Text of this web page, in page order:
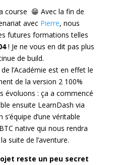
course 😁 Avec la fin de
avec Pierre, nous
futures formations telles
! Je ne vous en dit pas plus
de build.
l’Académie est en effet le
de la version 2 100%
évoluons : ça a commencé
ensuite LearnDash via
d’une véritable
native qui nous rendra
suite de l’aventure.
reste un peu secret